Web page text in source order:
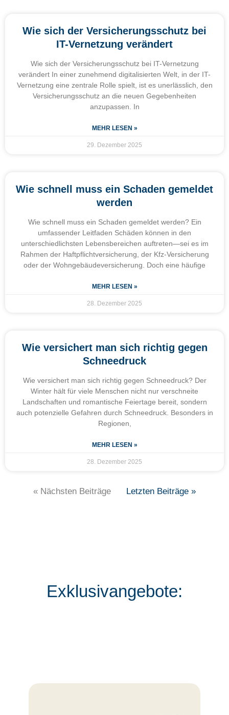
Wie sich der Versicherungsschutz bei
IT-Vernetzung verändert
Wie sich der Versicherungsschutz bei IT-Vernetzung
verändert In einer zunehmend digitalisierten Welt, in der IT-
Vernetzung eine zentrale Rolle spielt, ist es unerlässlich, den
Versicherungsschutz an die neuen Gegebenheiten
anzupassen. In
MEHR LESEN »
29. Dezember 2025
Wie schnell muss ein Schaden gemeldet
werden
Wie schnell muss ein Schaden gemeldet werden? Ein
umfassender Leitfaden Schäden können in den
unterschiedlichsten Lebensbereichen auftreten—sei es im
Rahmen der Haftpflichtversicherung, der Kfz-Versicherung
oder der Wohngebäudeversicherung. Doch eine häufige
MEHR LESEN »
28. Dezember 2025
Wie versichert man sich richtig gegen
Schneedruck
Wie versichert man sich richtig gegen Schneedruck? Der
Winter hält für viele Menschen nicht nur verschneite
Landschaften und romantische Feiertage bereit, sondern
auch potenzielle Gefahren durch Schneedruck. Besonders in
Regionen,
MEHR LESEN »
28. Dezember 2025
« Nächsten Beiträge Letzten Beiträge »
Exklusivangebote: